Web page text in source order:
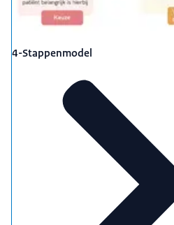
4-Stappenmodel